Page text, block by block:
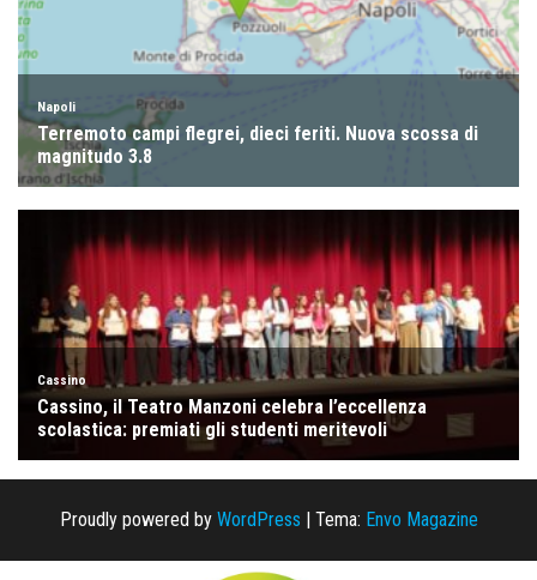
Proudly powered by WordPress | Tema: Envo Magazine